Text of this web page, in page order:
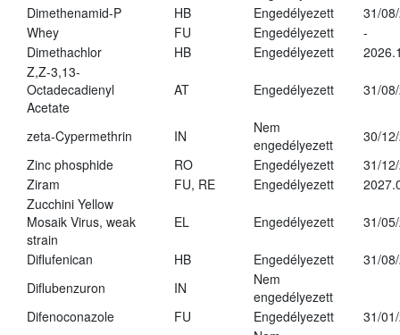
Dimethenamid-P
HB Engedélyezett
31/
Whey
FU Engedélyezett
-
Dimethachlor
HB Engedélyezett
Z,Z-3,13-
Octadecadienyl
Acetate
AT Engedélyezett 31/
zeta-Cypermethrin IN
Nem
engedélyezett
30/
Zinc phosphide
RO Engedélyezett
31/
Ziram
FU, RE Engedélyezett
Zucchini Yellow
Mosaik Virus, weak
strain
EL Engedélyezett 31/
Diflufenican HB Engedélyezett
31/
Diflubenzuron
IN
Nem
engedélyezett
Difenoconazole
FU Engedélyezett
31/